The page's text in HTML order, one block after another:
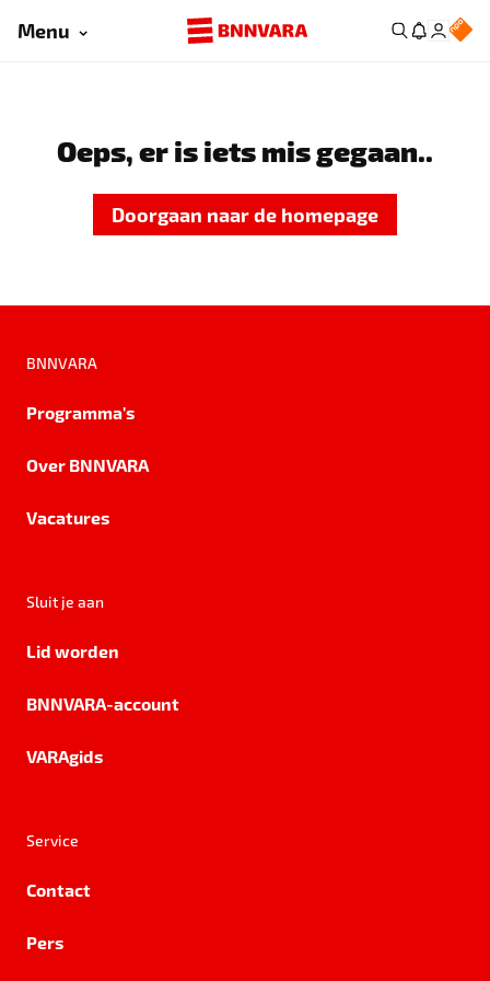
Menu
Oeps, er is iets mis gegaan..
Doorgaan naar de homepage
BNNVARA
Programma's
Over BNNVARA
Vacatures
Sluit je aan
Lid worden
BNNVARA-account
VARAgids
Service
Contact
Pers